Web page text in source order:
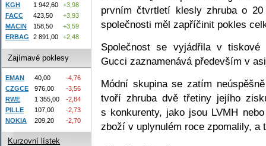
prvním čtvrtletí klesly zhruba o
společnosti měl zapříčinit pokles
Společnost se vyjádřila v
Gucci zaznamenává především v
Módní skupina se zatím
tvoří zhruba dvě třetiny jejího
s konkurenty, jako jsou LVMH
zboží v uplynulém roce zpomalily, a
KGH
1 942,60
+3,98
FACC
423,50
+3,93
MACIN
158,50
+3,59
ERBAG
2 891,00 +2,48
Zajímavé poklesy
EMAN 40,00
-4,76
CZGCE
976,00
-3,56
RWE
1 355,00
-2,84
PILLE
107,00
-2,73
NOKIA
209,20 -2,70
Kurzovní lístek